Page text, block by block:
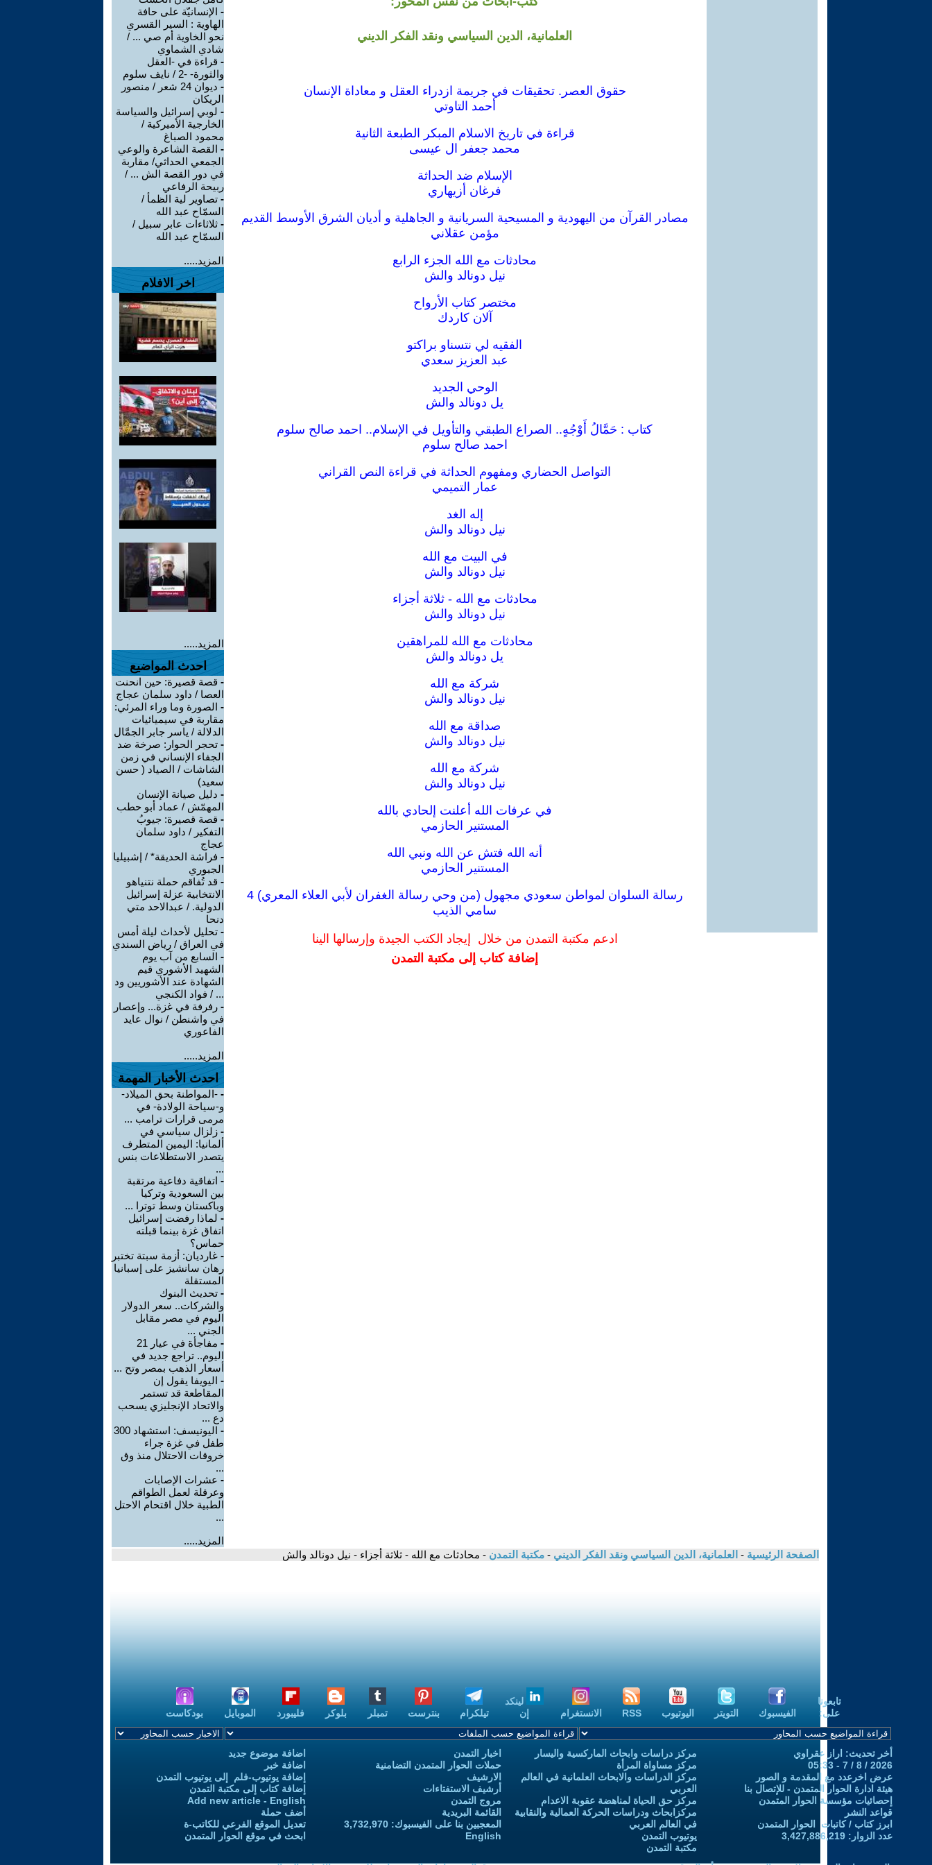
العلمانية، الدين السياسي ونقد الفكر الديني
حقوق العصر. تحقيقات في جريمة ازدراء العقل و معاداة الإنسان
أحمد التاوتي
قراءة في تاريخ الاسلام المبكر الطبعة الثانية
محمد جعفر ال عيسى
الإسلام ضد الحداثة
فرغان أزيهاري
مصادر القرآن من اليهودية و المسيحية السريانية و الجاهلية و أديان الشرق الأوسط القديم
مؤمن عقلاني
محادثات مع الله الجزء الرابع
نيل دونالد والش
مختصر كتاب الأرواح
آلان كاردك
الفقيه لي نتسناو براكتو
عبد العزيز سعدي
الوحي الجديد
يل دونالد والش
كتاب : حَمَّالُ أَوْجُهٍ.. الصراع الطبقي والتأويل في الإسلام.. احمد صالح سلوم
احمد صالح سلوم
التواصل الحضاري ومفهوم الحداثة في قراءة النص القراني
عمار التميمي
إله الغد
نيل دونالد والش
في البيت مع الله
نيل دونالد والش
محادثات مع الله - ثلاثة أجزاء
نيل دونالد والش
محادثات مع الله للمراهقين
يل دونالد والش
شركة مع الله
نيل دونالد والش
صداقة مع الله
نيل دونالد والش
شركة مع الله
نيل دونالد والش
في عرفات الله أعلنت إلحادي بالله
المستنير الحازمي
أنه الله فتش عن الله ونبي الله
المستنير الحازمي
رسالة السلوان لمواطن سعودي مجهول (من وحي رسالة الغفران لأبي العلاء المعري) 4
سامي الذيب
ادعم مكتبة التمدن من خلال إيجاد الكتب الجيدة وإرسالها الينا
إضافة كتاب إلى مكتبة التمدن
- الإنسانيّة على حافة
الهاوية : السير القسري
نحو الخاوية أم صي ... /
شادي الشماوي
- قراءة في -العقل
والثورة- -2 / نايف سلوم
-
ديوان 24 شعر / منصور
الريكان
- لوبي إسرائيل والسياسة
الخارجية الأميركية /
محمود الصباغ
- القصة الشاعرة والوعي
الجمعي الحداثي/ مقاربة
في دور القصة الش ... /
ربيحة الرفاعي
- تصاوير لية الظمأ /
السمّاح عبد الله
- ثلاثاءات عابر سبيل /
السمّاح عبد الله
المزيد.....
اخر الافلام
المزيد.....
احدث المواضيع
- قصة قصيرة: حين انحنت
العصا / داود سلمان عجاج
- الصورة وما وراء المرئي:
مقاربة في سيميائيات
الدلالة / ياسر جابر الجمَّال
- تحجر الحوار: صرخة ضد
الجفاء الإنساني في زمن
الشاشات / الصياد ‏( حسن
سعيد‏)
- دليل صيانة الإنسان
المهمّش / عماد أبو حطب
- قصة قصيرة: جيوبُ
التفكير / داود سلمان
عجاج
- فراشة الحديقة* / إشبيليا
الجبوري
- قد تُفاقم حملة نتنياهو
الانتخابية عزلة إسرائيل
الدولية. / عبدالاحد متي
دنحا
- تحليل لأحداث ليلة أمس
في العراق / رياض السندي
- السابع من آب يوم
الشهيد الأشوري قيم
الشهادة عند الأشوريين ود
... / فواد الكنجي
- رفرفة في غزة... وإعصار
في واشنطن / نوال عايد
الفاعوري
المزيد.....
احدث الأخبار المهمة
- -المواطنة بحق الميلاد-
و-سياحة الولادة- في
مرمى قرارات ترامب ...
- زلزال سياسي في
ألمانيا: اليمين المتطرف
يتصدر الاستطلاعات بنس
...
- اتفاقية دفاعية مرتقبة
بين السعودية وتركيا
وباكستان وسط توترا ...
- لماذا رفضت إسرائيل
اتفاق غزة بينما قبلته
حماس؟
- غارديان: أزمة سبتة تختبر
رهان سانشيز على إسبانيا
المستقلة
- تحديث البنوك
والشركات.. سعر الدولار
اليوم في مصر مقابل
الجني ...
-
مفاجأة في عيار 21
اليوم.. تراجع جديد في
أسعار الذهب بمصر وتح ...
- اليويفا يقول إن
المقاطعة قد تستمر
والاتحاد الإنجليزي يسحب
دع ...
-
اليونيسف: استشهاد 300
طفل في غزة جراء
خروقات الاحتلال منذ وق
...
- عشرات الإصابات
وعرقلة لعمل الطواقم
الطبية خلال اقتحام الاحتل
...
المزيد.....
الصفحة الرئيسية - العلمانية، الدين السياسي ونقد الفكر الديني - مكتبة التمدن - محادثات مع الله - ثلاثة أجزاء - نيل دونالد والش
تابعونا
على:
الفيسبوك التويتر اليوتيوب RSS الانستغرام
لينكد
إن
تيلكرام بنترست تمبلر بلوكر فليبورد الموبايل بودكاست
أخر تحديث: اراز عقراوي
2026 / 8 / 7 - 05:33
عرض اخرعدد مع المقدمة و الصور
هيئة ادارة الحوار المتمدن - للإتصال بنا
إحصائيات مؤسسة الحوار المتمدن
قواعد النشر
ابرز كتاب / كاتبات الحوار المتمدن
عدد الزوار: 3,427,886,219
مركز دراسات وابحاث الماركسية واليسار
مركز مساواة المرأة
مركز الدراسات والابحاث العلمانية في العالم
العربي
مركز حق الحياة لمناهضة عقوبة الاعدام
مركزابحاث ودراسات الحركة العمالية والنقابية
في العالم العربي
يوتيوب التمدن
مكتبة التمدن
اخبار التمدن
حملات الحوار المتمدن التضامنية
الارشيف
أرشيف الاستفتاءات
مروج التمدن
القائمة البريدية
المعجبين بنا على الفيسبوك: 3,732,970
English
اضافة موضوع جديد
اضافة خبر
إضافة يوتيوب-فلم إلى يوتيوب التمدن
إضافة كتاب إلى مكتبة التمدن
Add new article - English
أضف حملة
تعديل الموقع الفرعي للكاتب-ة
ابحث في موقع الحوار المتمدن